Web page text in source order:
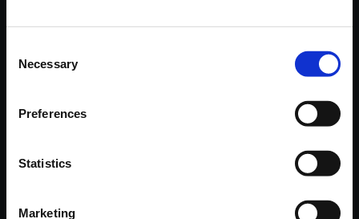
Selection
Necessary
Preferences
Statistics
Marketing
おすすめ商品